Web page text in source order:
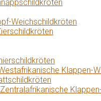
Weichschildkröten
Klappen-